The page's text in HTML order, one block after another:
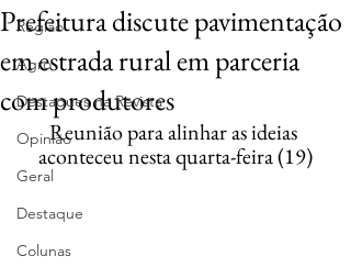
Região
Agro
Destaques na Revista
Opinião
Geral
Destaque
Colunas
Prefeitura discute pavimentação
em estrada rural em parceria
com produtores
Reunião para alinhar as ideias
aconteceu nesta quarta-feira (19)